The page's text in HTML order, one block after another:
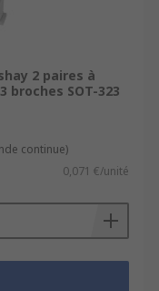
2 paires à
broches SOT-323
continue)
0,071 €/unité